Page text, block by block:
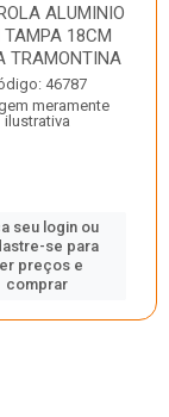
ALUMINIO
TAMPA 18CM
TRAMONTINA
46787
meramente
ilustrativa
seu login ou
se para
preços e
comprar